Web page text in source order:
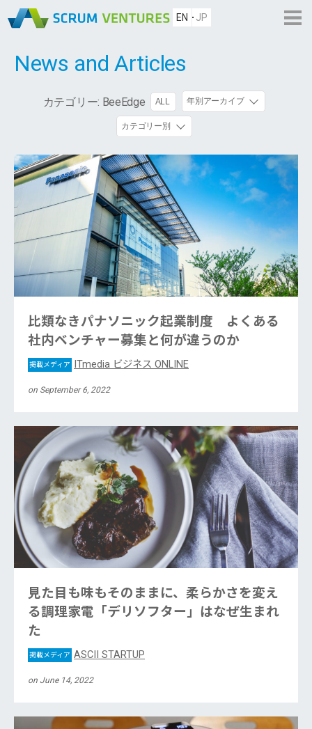
EN JP
News and Articles
カテゴリー: BeeEdge ALL 年別アーカイブ
カテゴリー別
比類なきパナソニック起業制度 よくある
社内ベンチャー募集と何が違うのか
掲載メディア ITmedia ビジネス ONLINE
on September 6, 2022
見た目も味もそのままに、柔らかさを変え
る調理家電「デリソフター」はなぜ生まれ
た
掲載メディア ASCII STARTUP
on June 14, 2022